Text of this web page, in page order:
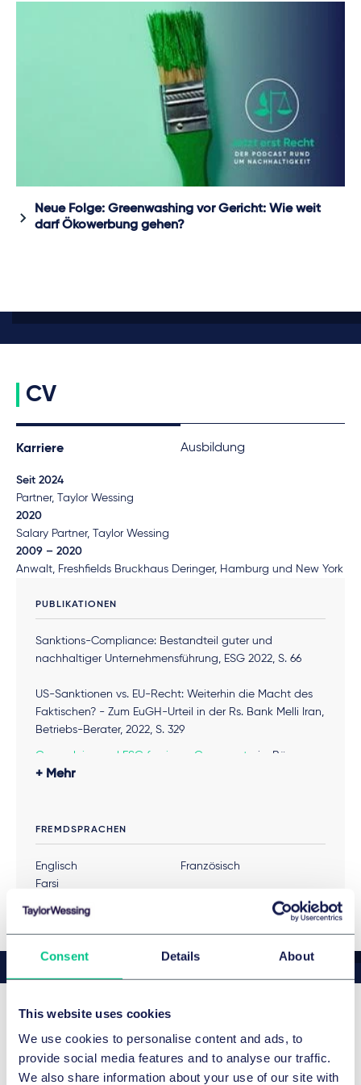
Consent Details About
This website uses cookies
We use cookies to personalise content and ads, to
provide social media features and to analyse our traffic.
We also share information about your use of our site with
Neue Folge: Greenwashing vor Gericht: Wie weit
darf Ökowerbung gehen?
CV
Karriere Ausbildung
Seit 2024
Partner, Taylor Wessing
2020
Salary Partner, Taylor Wessing
2009 – 2020
Anwalt, Freshfields Bruckhaus Deringer, Hamburg und New York
PUBLIKATIONEN
Sanktions-Compliance: Bestandteil guter und
nachhaltiger Unternehmensführung, ESG 2022, S. 66
US-Sanktionen vs. EU-Recht: Weiterhin die Macht des
Faktischen? - Zum EuGH-Urteil in der Rs. Bank Melli Iran,
Betriebs-Berater, 2022, S. 329
Coronakrise und ESG forcieren Carve-outs
, in: Börsen-
Zeitung, 01/2022
geldwäscherechtlichen Pflichten privilegierter
Regelungen, in: Corporate Compliance Zeitschrift,
01/2021
US-Sanktionen gegen Venezuela reichen weit, in:
Börsen-Zeitung, 01/2020
Iran: Was deutsche Unternehmen in Iran jetzt beachten
sollten, in: manager magazin, 05/2018
Alternative Zahlungswege im Iran-Geschäft gesucht -
Mehr
FREMDSPRACHEN
Englisch
Französisch
Farsi
Awards